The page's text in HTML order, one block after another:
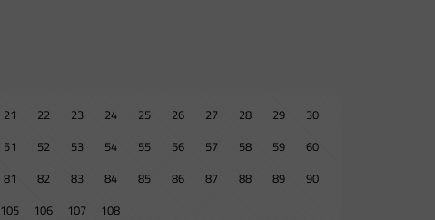
21 22 23 24 25 26 27 28 29
30
51 52 53 54 55 56 57 58 59
60
81 82 83 84 85 86 87 88 89
90
105 106 107 108